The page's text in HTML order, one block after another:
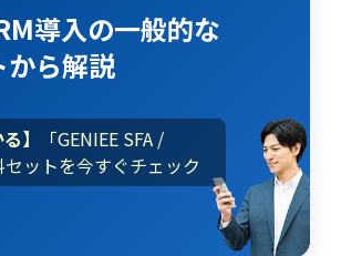
導入の一般的な
から解説
】
「GENIEE SFA /
セットを今すぐチェック